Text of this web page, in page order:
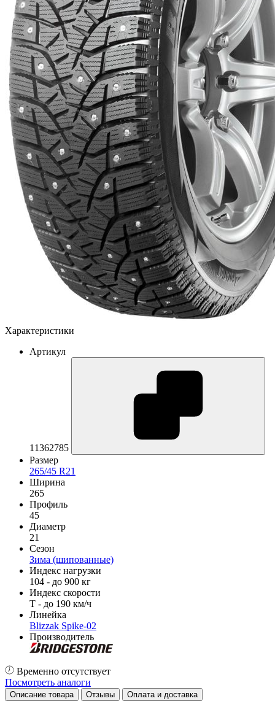
Характеристики
Артикул
11362785
Размер
265/45 R21
Ширина
265
Профиль
45
Диаметр
21
Сезон
Зима (шипованные)
Индекс нагрузки
104 - до 900 кг
Индекс скорости
T - до 190 км/ч
Линейка
Blizzak Spike-02
Производитель
Временно отсутствует
Посмотреть аналоги
Описание товара Отзывы Оплата и доставка